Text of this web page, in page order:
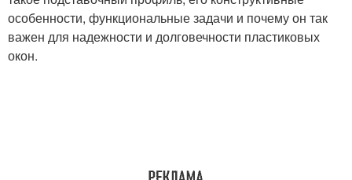
особенности, функциональные задачи и почему он так
важен для надежности и долговечности пластиковых
окон.